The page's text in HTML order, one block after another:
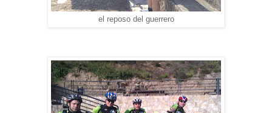
el reposo del guerrero